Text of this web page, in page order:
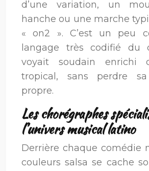
d’une variation, un
hanche ou une marche
« on2 ». C’est un peu
langage très codifié du
voyait soudain enrichi
tropical, sans perdre
propre.
Les chorégraphes
l’univers musical latino
Derrière chaque comédie
couleurs salsa se cache